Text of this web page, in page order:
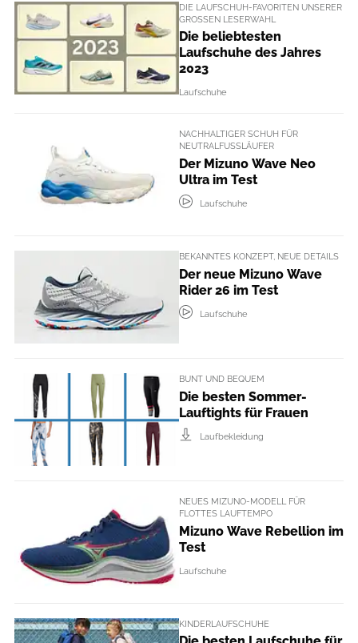
DIE LAUFSCHUH-FAVORITEN UNSERER
GROSSEN LESERWAHL
Die beliebtesten
Laufschuhe des Jahres
2023
Laufschuhe
NACHHALTIGER SCHUH FÜR
NEUTRALFUSSLÄUFER
Der Mizuno Wave Neo
Ultra im Test
Laufschuhe
BEKANNTES KONZEPT, NEUE DETAILS
Der neue Mizuno Wave
Rider 26 im Test
Laufschuhe
BUNT UND BEQUEM
Die besten Sommer-
Lauftights für Frauen
Laufbekleidung
NEUES MIZUNO-MODELL FÜR
FLOTTES LAUFTEMPO
Mizuno Wave Rebellion im
Test
Laufschuhe
KINDERLAUFSCHUHE